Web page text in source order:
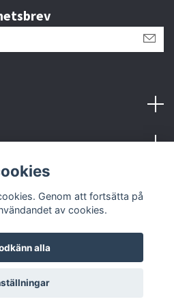
Doftlunden
Genom att fortsätta på
av cookies.
alla